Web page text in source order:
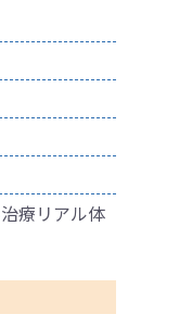
療リアル体